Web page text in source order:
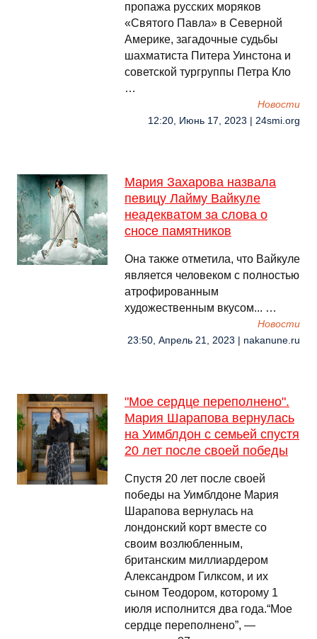
пропажа русских моряков
«Святого Павла» в Северной
Америке, загадочные судьбы
шахматиста Питера Уинстона и
советской тургруппы Петра Кло
…
Новости
12:20, Июнь 17, 2023 | 24smi.org
Мария Захарова назвала
певицу Лайму Вайкуле
неадекватом за слова о
сносе памятников
Она также отметила, что Вайкуле
является человеком с полностью
атрофированным
художественным вкусом... …
Новости
23:50, Апрель 21, 2023 | nakanune.ru
"Мое сердце переполнено".
Мария Шарапова вернулась
на Уимблдон с семьей спустя
20 лет после своей победы
Спустя 20 лет после своей
победы на Уимблдоне Мария
Шарапова вернулась на
лондонский корт вместе со
своим возлюбленным,
британским миллиардером
Александром Гилксом, и их
сыном Теодором, которому 1
июля исполнится два года.“Мое
сердце переполнено”, —